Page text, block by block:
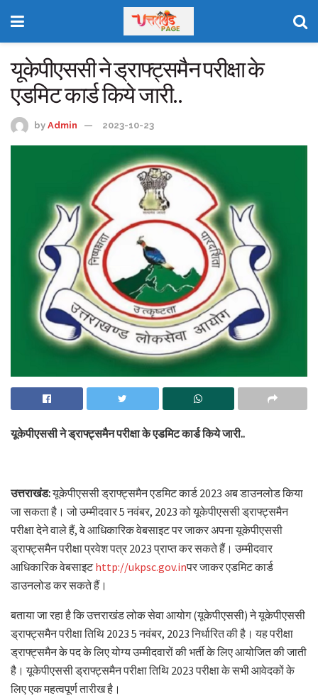
यूकेपीएससी ने ड्राफ्ट्समैन परीक्षा के
एडमिट कार्ड किये जारी..
by Admin 2023-10-23
यूकेपीएससी ने ड्राफ्ट्समैन परीक्षा के एडमिट कार्ड किये जारी..
उत्तराखंड:यूकेपीएससी ड्राफ्ट्समैन एडमिट कार्ड 2023 अब डाउनलोड किया
जा सकता है। जो उम्मीदवार 5 नवंबर, 2023 को यूकेपीएससी ड्राफ्ट्समैन
परीक्षा देने वाले हैं, वे आधिकारिक वेबसाइट पर जाकर अपना यूकेपीएससी
ड्राफ्ट्समैन परीक्षा प्रवेश पत्र 2023 प्राप्त कर सकते हैं। उम्मीदवार
आधिकारिक वेबसाइटhttp://ukpsc.gov.inपर जाकर एडमिट कार्ड
डाउनलोड कर सकते हैं।
बताया जा रहा है कि उत्तराखंड लोक सेवा आयोग (यूकेपीएससी) ने यूकेपीएससी
ड्राफ्ट्समैन परीक्षा तिथि 2023 5 नवंबर, 2023 निर्धारित की है। यह परीक्षा
ड्राफ्ट्समैन के पद के लिए योग्य उम्मीदवारों की भर्ती के लिए आयोजित की जाती
है। यूकेपीएससी ड्राफ्ट्समैन परीक्षा तिथि 2023 परीक्षा के सभी आवेदकों के
लिए एक महत्वपूर्ण तारीख है।